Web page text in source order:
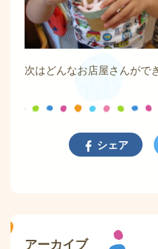
次はどんなお店屋さんがで
シェア
アーカイブ